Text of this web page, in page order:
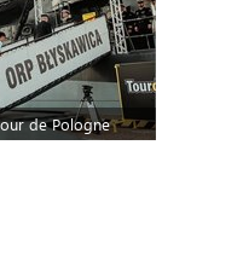
de Pologne